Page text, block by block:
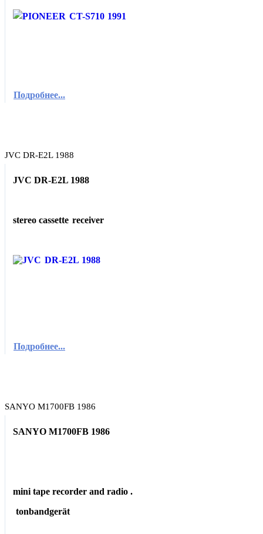
Подробнее...
JVC DR-E2L 1988
JVC DR-E2L 1988
stereo cassette receiver
Подробнее...
SANYO M1700FB 1986
SANYO M1700FB 1986
mini tape recorder and radio .
tonbandgerät